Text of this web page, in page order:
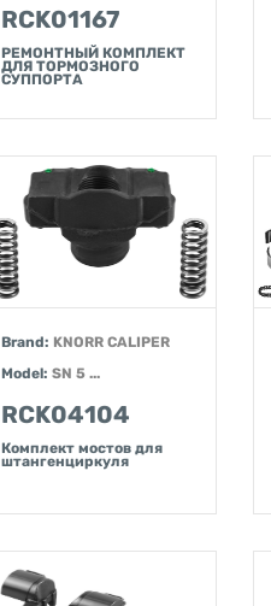
RCK01167
РЕМОНТНЫЙ КОМПЛЕКТ
ДЛЯ ТОРМОЗНОГО
СУППОРТА
Brand: KNORR CALIPER
Model: SN 5 ...
RCK04104
Комплект мостов для
штангенциркуля